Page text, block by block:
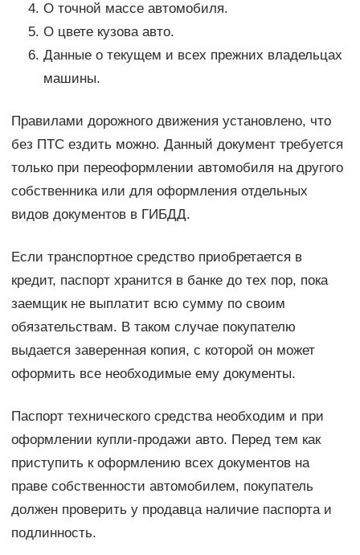
О точной массе автомобиля.
О цвете кузова авто.
Данные о текущем и всех прежних владельцах
машины.
Правилами дорожного движения установлено, что
без ПТС ездить можно. Данный документ требуется
только при переоформлении автомобиля на другого
собственника или для оформления отдельных
видов документов в ГИБДД.
Если транспортное средство приобретается в
кредит, паспорт хранится в банке до тех пор, пока
заемщик не выплатит всю сумму по своим
обязательствам. В таком случае покупателю
выдается заверенная копия, с которой он может
оформить все необходимые ему документы.
Паспорт технического средства необходим и при
оформлении купли-продажи авто. Перед тем как
приступить к оформлению всех документов на
праве собственности автомобилем, покупатель
должен проверить у продавца наличие паспорта и
подлинность.